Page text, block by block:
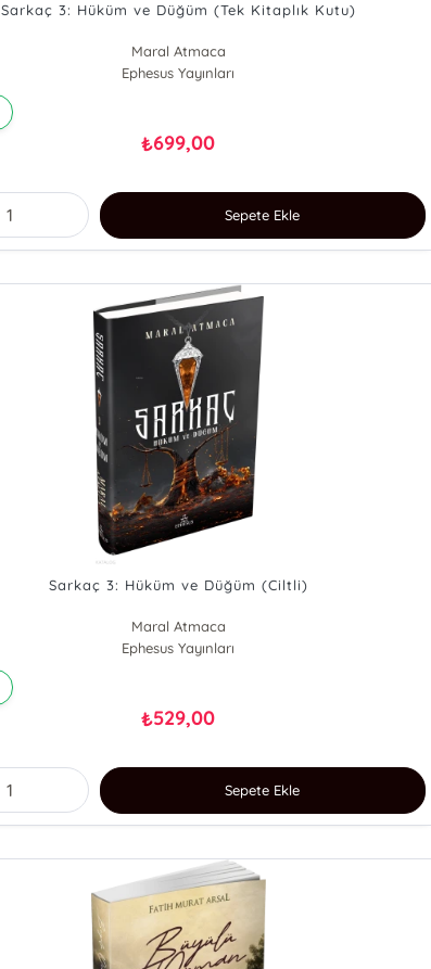
Sarkaç 3: Hüküm ve Düğüm (Tek Kitaplık Kutu)
Maral Atmaca
Ephesus Yayınları
₺699,00
Sepete Ekle
Sarkaç 3: Hüküm ve Düğüm (Ciltli)
Maral Atmaca
Ephesus Yayınları
₺529,00
Sepete Ekle